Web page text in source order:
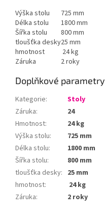
Výška stolu
725 mm
Délka stolu
1800 mm
Šířka stolu
800 mm
tloušťka desky25 mm
hmotnost
24 kg
Záruka
2 roky
Doplňkové parametry
Kategorie:
Stoly
Záruka:
24
Hmotnost:
24 kg
Výška stolu:
725 mm
Délka stolu:
1800 mm
Šířka stolu:
800 mm
tloušťka desky: 25 mm
hmotnost:
24 kg
Záruka: 2 roky